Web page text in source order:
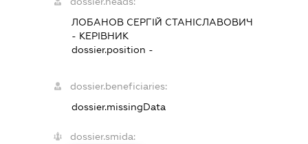
ЛОБАНОВ СЕРГІЙ СТАНІСЛАВОВИЧ
- КЕРІВНИК
dossier.position -
dossier.beneficiaries:
dossier.missingData
dossier.smida: